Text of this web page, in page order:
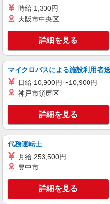
時給 1,300円
大阪市中央区
詳細を見る
マイクロバスによる施設利用者
日給 10,900円〜10,900円
神戸市須磨区
詳細を見る
代務運転士
月給 253,500円
豊中市
詳細を見る